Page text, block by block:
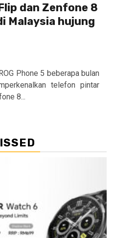
dan Zenfone 8
Malaysia hujung
Phone 5 beberapa bulan
telefon pintar
8...